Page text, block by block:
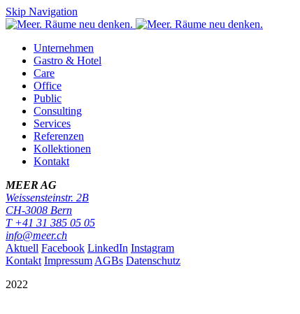
Skip Navigation
Unternehmen
Gastro & Hotel
Care
Office
Public
Consulting
Services
Referenzen
Kollektionen
Kontakt
MEER AG
Weissensteinstr. 2B
CH-3008 Bern
T +41 31 385 05 05
info@meer.ch
Aktuell Facebook LinkedIn Instagram
Kontakt Impressum AGBs Datenschutz
2022